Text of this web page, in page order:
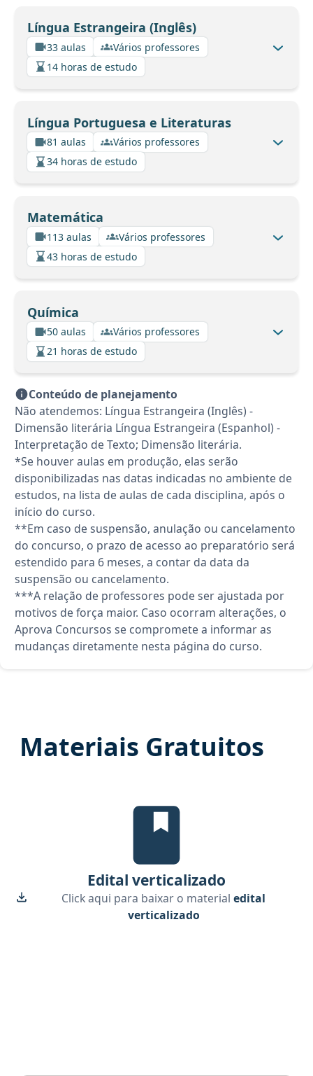
Língua Estrangeira (Inglês)
33 aulas
Vários professores
14 horas de estudo
Língua Portuguesa e Literaturas
81 aulas
Vários professores
34 horas de estudo
Matemática
113 aulas
Vários professores
43 horas de estudo
Química
50 aulas
Vários professores
21 horas de estudo
Conteúdo de planejamento
Não atendemos: Língua Estrangeira (Inglês) -
Dimensão literária Língua Estrangeira (Espanhol) -
Interpretação de Texto; Dimensão literária.
*Se houver aulas em produção, elas serão
disponibilizadas nas datas indicadas no ambiente de
estudos, na lista de aulas de cada disciplina, após o
início do curso.
**Em caso de suspensão, anulação ou cancelamento
do concurso, o prazo de acesso ao preparatório será
estendido para 6 meses, a contar da data da
suspensão ou cancelamento.
***A relação de professores pode ser ajustada por
motivos de força maior. Caso ocorram alterações, o
Aprova Concursos se compromete a informar as
mudanças diretamente nesta página do curso.
Materiais Gratuitos
edital verticalizado, material
Edital verticalizado
Click aqui para baixar o materialedital
verticalizado